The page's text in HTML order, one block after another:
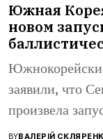
Южная
новом
заявили, что
произвела
BYВАЛЕРІЙ